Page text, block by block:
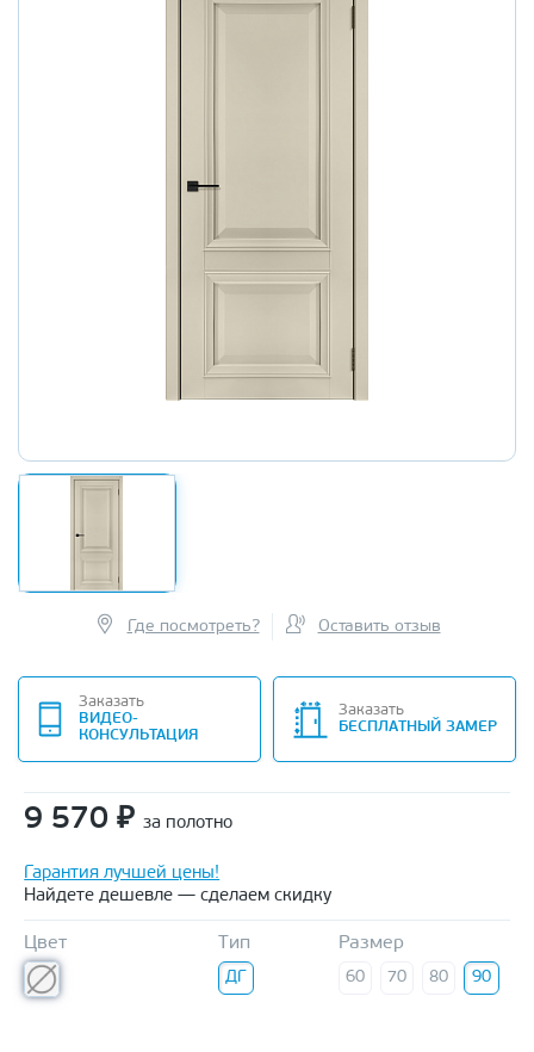
Где посмотреть? Оставить отзыв
Заказать
ВИДЕО-
КОНСУЛЬТАЦИЯ
Заказать
БЕСПЛАТНЫЙ ЗАМЕР
9 570 ₽ за полотно
Гарантия лучшей цены!
Найдете дешевле — сделаем скидку
Цвет Тип
ДГ
Размер
60 70 80 90